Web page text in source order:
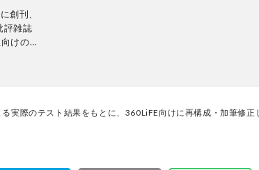
創刊、
評雑誌
けの生
ってい
際のテスト結果をもとに、360LiFE向けに再構成・加筆修正